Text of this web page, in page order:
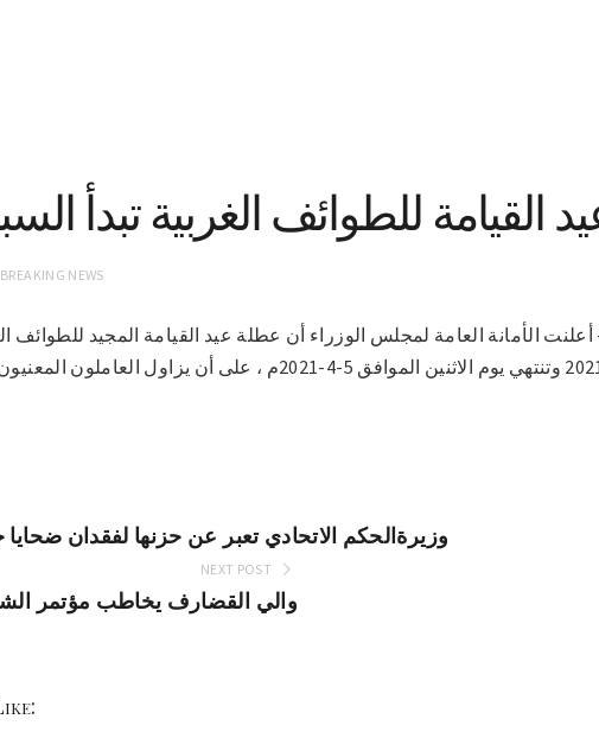
القيامة للطوائف الغربية تبدأ
BREAKING NEWS
3-2021 (سونا)- أعلنت الأمانة العامة لمجلس الوزراء أن عطلة عيد القيامة المجيد
السبت القادم الموافق 3-4-2021 وتنتهي يوم الاثنين الموافق 5-4-2021م ، على
وزيرةالحكم الاتحادي تعبر عن حزنها لفقدان
NEXT POST
والي القضارف يخاطب مؤتمر